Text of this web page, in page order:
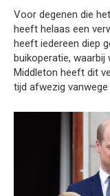
Voor degenen die
heeft helaas een
heeft iedereen diep
buikoperatie, waarbij
Middleton heeft dit
tijd afwezig